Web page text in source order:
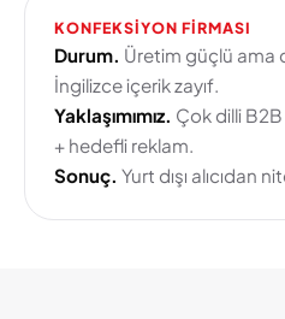
KONFEKSIYON FIRMASI
Durum. Üretim güçlü ama
İngilizce içerik zayıf.
Yaklaşımımız. Çok dilli
+ hedefli reklam.
Sonuç. Yurt dışı alıcıdan